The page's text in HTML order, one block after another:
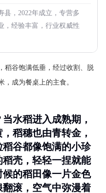
县，2022年成立，专营多
，经验丰富，行业权威性
稻谷饱满低垂，经过收割、脱
成为餐桌上的主食。
水稻进入成熟期，
稻穗也由青转金，
谷都像饱满的小珍
壳，轻轻一捏就能
的稻田像一片金色
滚，空气中弥漫着